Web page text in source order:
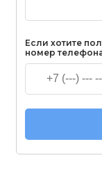
Если хотите
номер